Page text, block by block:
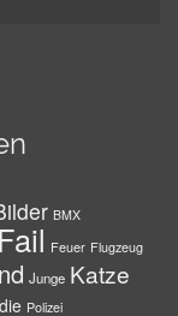
BMX
Fail Feuer Flugzeug
Junge Katze
Polizei